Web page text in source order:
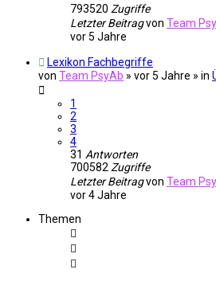
793520 Zugriffe
Letzter Beitragvon Team
vor 5 Jahre
Lexikon Fachbegriffe
von Team PsyAb » vor 5 Jahre » in
1
2
3
4
31 Antworten
700582 Zugriffe
Letzter Beitragvon Team
vor 4 Jahre
Themen